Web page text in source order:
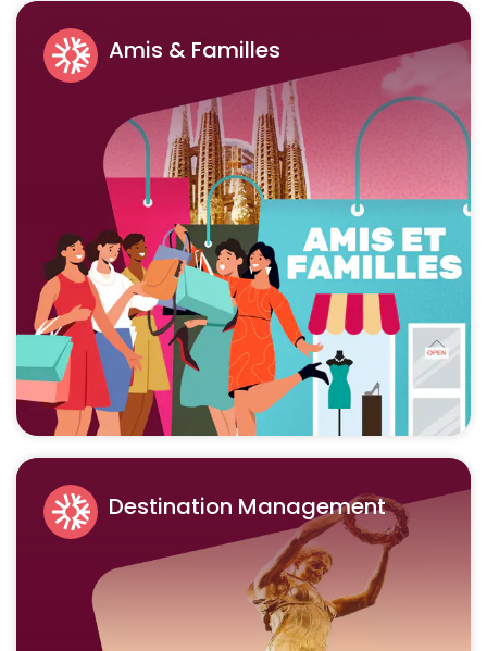
Amis & Familles
Destination Management